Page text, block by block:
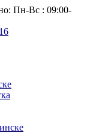
Пн-Вс : 09:00-